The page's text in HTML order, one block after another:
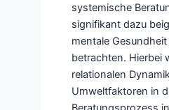
systemische
signifikant dazu
mentale
betrachten. Hierbei
relationalen
Umweltfaktoren in